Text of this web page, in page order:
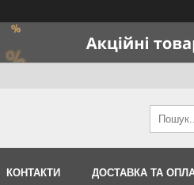
КОНТАКТИ ДОСТАВКА ТА